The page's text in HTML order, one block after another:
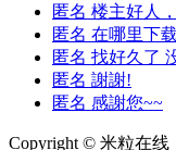
匿名 楼主好人
匿名 在哪里下载
匿名 找好久了
匿名 謝謝!
匿名 感謝您~~
Copyright © 米粒在